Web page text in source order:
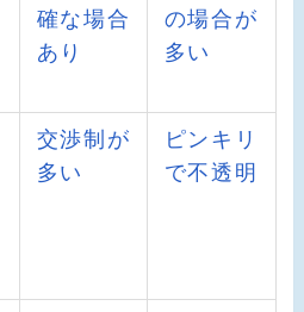
確な場合
あり
の場合が
多い
交渉制が
多い
ピンキリ
で不透明